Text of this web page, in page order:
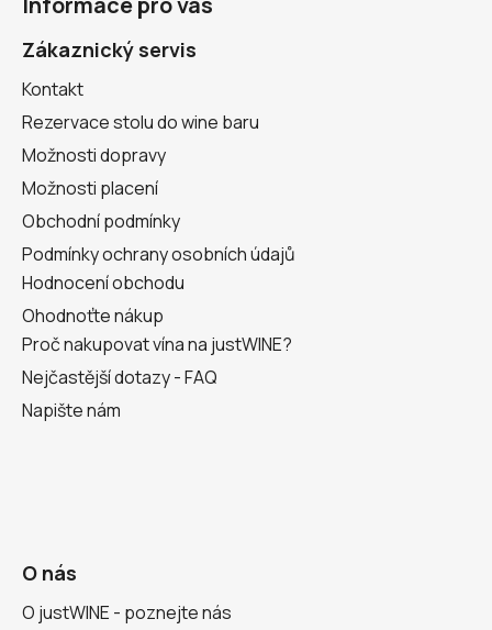
Zákaznický servis
Kontakt
Rezervace stolu do wine baru
Možnosti dopravy
Možnosti placení
Obchodní podmínky
Podmínky ochrany osobních údajů
Hodnocení obchodu
Ohodnoťte nákup
Proč nakupovat vína na justWINE?
Nejčastější dotazy - FAQ
Napište nám
O nás
O justWINE - poznejte nás